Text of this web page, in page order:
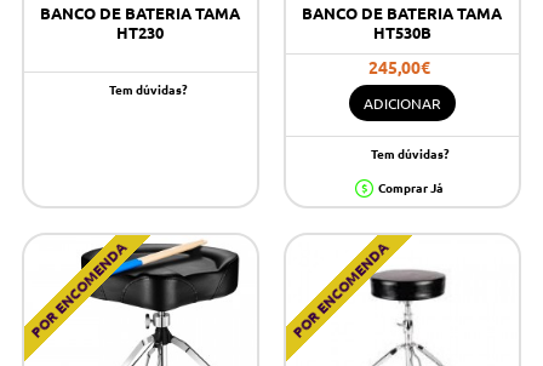
BANCO DE BATERIA TAMA
HT230
Tem dúvidas?
BANCO DE BATERIA TAMA
HT530B
245,00€
ADICIONAR
Tem dúvidas?
Comprar Já
POR ENCOMENDA POR ENCOMENDA